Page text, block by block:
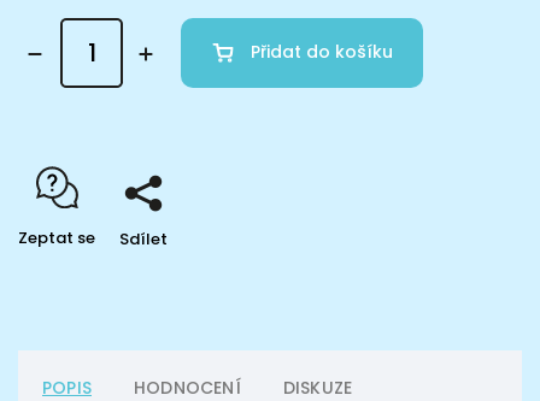
Přidat do košíku
Zeptat se Sdílet
POPIS HODNOCENÍ DISKUZE